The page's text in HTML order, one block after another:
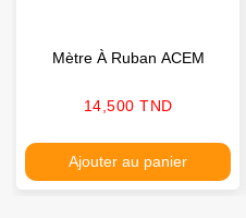
Mètre À Ruban ACEM
Prix
14,500 TND
Ajouter au panier